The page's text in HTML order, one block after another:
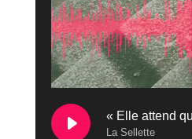
La Sellette